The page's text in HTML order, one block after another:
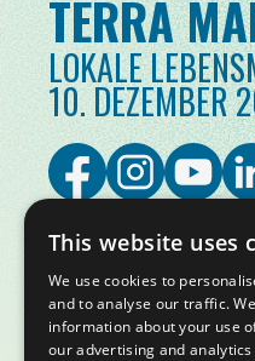
TERRA
LOKALE
10. DEZEMBER
This website uses
We use cookies to
and to analyse our traffic.
information about your use
our advertising and